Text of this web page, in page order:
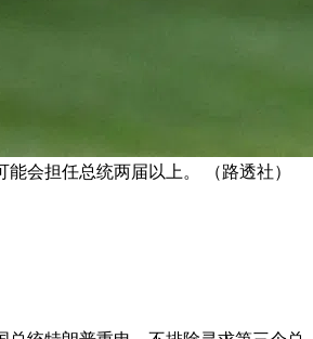
会担任总统两届以上。 （路透社）